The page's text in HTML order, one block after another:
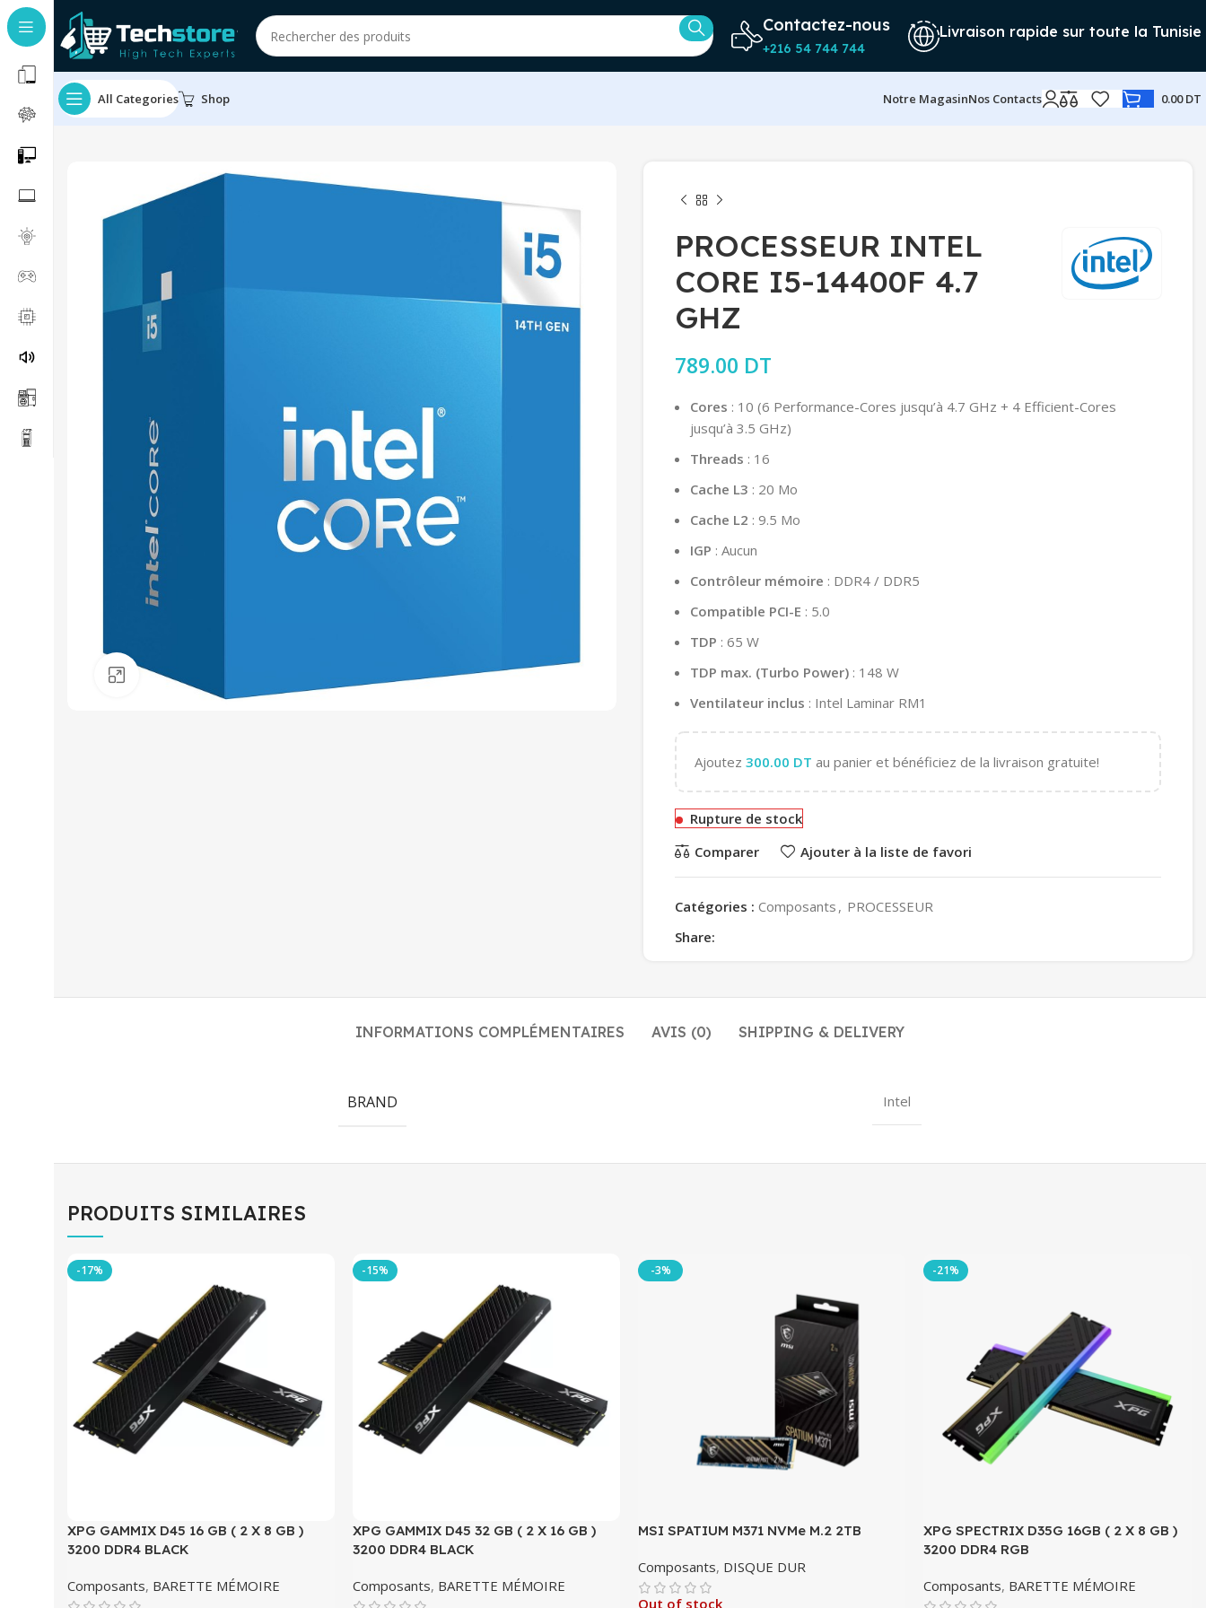
Contactez-nous
+216 54 744 744
Livraison rapide sur toute la Tunisie
All Categories Shop Notre MagasinNos Contacts 0.00DT
Click to enlarge
PROCESSEUR INTEL
CORE I5-14400F 4.7
GHZ
789.00 DT
Cores : 10 (6 Performance-Cores jusqu’à 4.7 GHz + 4 Efficient-Cores
jusqu’à 3.5 GHz)
Threads : 16
Cache L3 : 20 Mo
Cache L2 : 9.5 Mo
IGP : Aucun
Contrôleur mémoire : DDR4 / DDR5
Compatible PCI-E : 5.0
TDP : 65 W
TDP max. (Turbo Power) : 148 W
Ventilateur inclus : Intel Laminar RM1
Ajoutez 300.00 DT au panier et bénéficiez de la livraison gratuite!
Rupture de stock
Comparer
Ajouter à la liste de favori
Catégories : Composants , PROCESSEUR
Share:
INFORMATIONS COMPLÉMENTAIRES AVIS (0) SHIPPING & DELIVERY
BRAND Intel
PRODUITS SIMILAIRES
-17%
XPG GAMMIX D45 16 GB ( 2 X 8 GB )
3200 DDR4 BLACK
Composants, BARETTE MÉMOIRE
-15%
XPG GAMMIX D45 32 GB ( 2 X 16 GB )
3200 DDR4 BLACK
Composants, BARETTE MÉMOIRE
-3%
MSI SPATIUM M371 NVMe M.2 2TB
Composants, DISQUE DUR
Out of stock
-21%
XPG SPECTRIX D35G 16GB ( 2 X 8 GB )
3200 DDR4 RGB
Composants, BARETTE MÉMOIRE